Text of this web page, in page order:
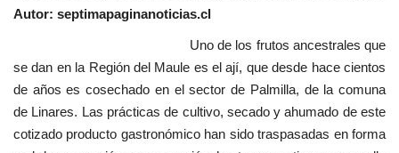
Autor: septimapaginanoticias.cl
Uno de los frutos ancestrales que
se dan en la Región del Maule es el ají, que desde hace cientos
de años es cosechado en el sector de Palmilla, de la comuna
de Linares. Las prácticas de cultivo, secado y ahumado de este
cotizado producto gastronómico han sido traspasadas en forma